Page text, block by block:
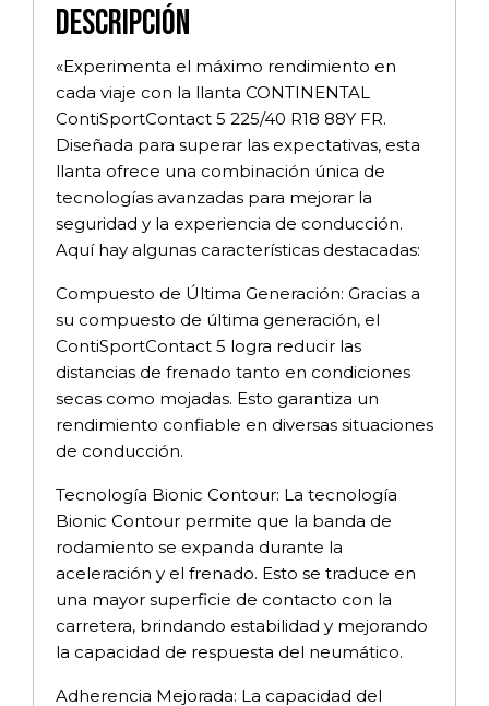
Descripción
«Experimenta el máximo rendimiento en
cada viaje con la llanta CONTINENTAL
ContiSportContact 5 225/40 R18 88Y FR.
Diseñada para superar las expectativas, esta
llanta ofrece una combinación única de
tecnologías avanzadas para mejorar la
seguridad y la experiencia de conducción.
Aquí hay algunas características destacadas:
Compuesto de Última Generación: Gracias a
su compuesto de última generación, el
ContiSportContact 5 logra reducir las
distancias de frenado tanto en condiciones
secas como mojadas. Esto garantiza un
rendimiento confiable en diversas situaciones
de conducción.
Tecnología Bionic Contour: La tecnología
Bionic Contour permite que la banda de
rodamiento se expanda durante la
aceleración y el frenado. Esto se traduce en
una mayor superficie de contacto con la
carretera, brindando estabilidad y mejorando
la capacidad de respuesta del neumático.
Adherencia Mejorada: La capacidad del